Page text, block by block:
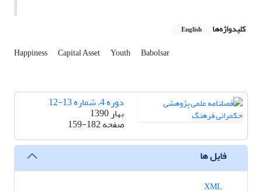
کلیدواژه‌ها English
Happiness Capital Asset Youth Babolsar
دوره 4، شماره 13-12
بهار 1390
صفحه159-182
فایل ها